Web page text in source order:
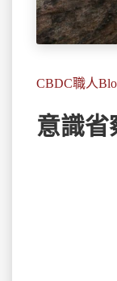
CBDC職人
意識省